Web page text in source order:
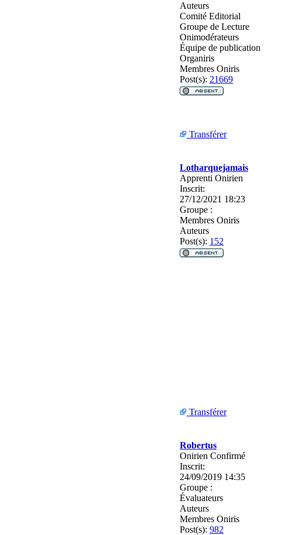
Auteurs
Comité Editorial
Groupe de Lecture
Onimodérateurs
Équipe de publication
Organiris
Membres Oniris
Post(s): 21669
Transférer
Lotharquejamais
Apprenti Onirien
Inscrit:
27/12/2021 18:23
Groupe :
Membres Oniris
Auteurs
Post(s): 152
Transférer
Robertus
Onirien Confirmé
Inscrit:
24/09/2019 14:35
Groupe :
Évaluateurs
Auteurs
Membres Oniris
Post(s): 982